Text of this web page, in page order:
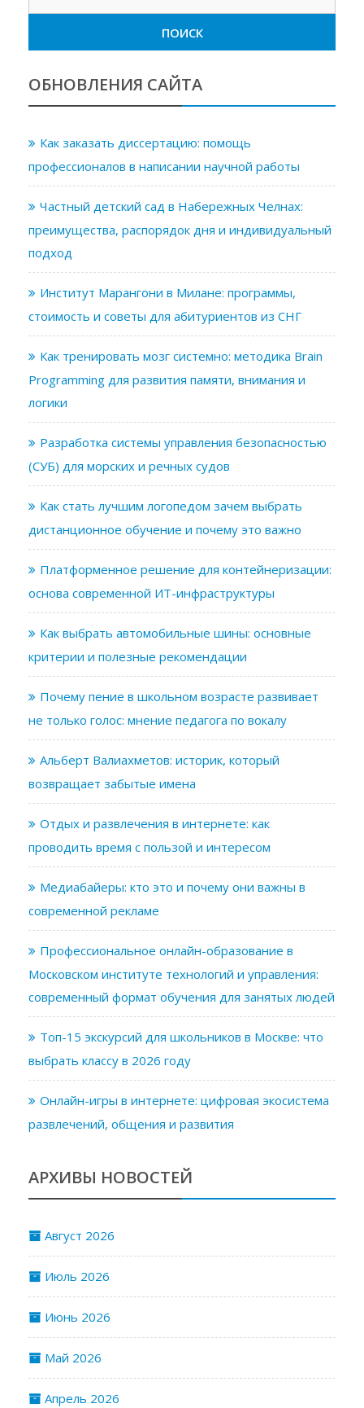
ОБНОВЛЕНИЯ САЙТА
Как заказать диссертацию: помощь
профессионалов в написании научной работы
Частный детский сад в Набережных Челнах:
преимущества, распорядок дня и индивидуальный
подход
Институт Марангони в Милане: программы,
стоимость и советы для абитуриентов из СНГ
Как тренировать мозг системно: методика Brain
Programming для развития памяти, внимания и
логики
Разработка системы управления безопасностью
(СУБ) для морских и речных судов
Как стать лучшим логопедом зачем выбрать
дистанционное обучение и почему это важно
Платформенное решение для контейнеризации:
основа современной ИТ-инфраструктуры
Как выбрать автомобильные шины: основные
критерии и полезные рекомендации
Почему пение в школьном возрасте развивает
не только голос: мнение педагога по вокалу
Альберт Валиахметов: историк, который
возвращает забытые имена
Отдых и развлечения в интернете: как
проводить время с пользой и интересом
Медиабайеры: кто это и почему они важны в
современной рекламе
Профессиональное онлайн-образование в
Московском институте технологий и управления:
современный формат обучения для занятых людей
Топ-15 экскурсий для школьников в Москве: что
выбрать классу в 2026 году
Онлайн-игры в интернете: цифровая экосистема
развлечений, общения и развития
АРХИВЫ НОВОСТЕЙ
Август 2026
Июль 2026
Июнь 2026
Май 2026
Апрель 2026